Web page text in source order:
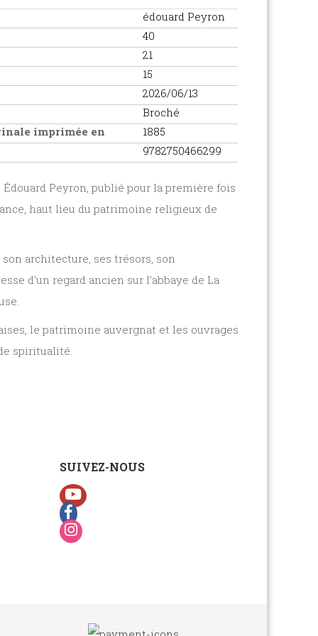
édouard Peyron
40
21
15
2026/06/13
Broché
imprimée en
1885
9782750466299
Édouard Peyron, publié pour la première fois
haut lieu du patrimoine religieux de
architecture, ses trésors, son
d'un regard ancien sur l'abbaye de La
, le patrimoine auvergnat et les ouvrages
spiritualité.
SUIVEZ-NOUS